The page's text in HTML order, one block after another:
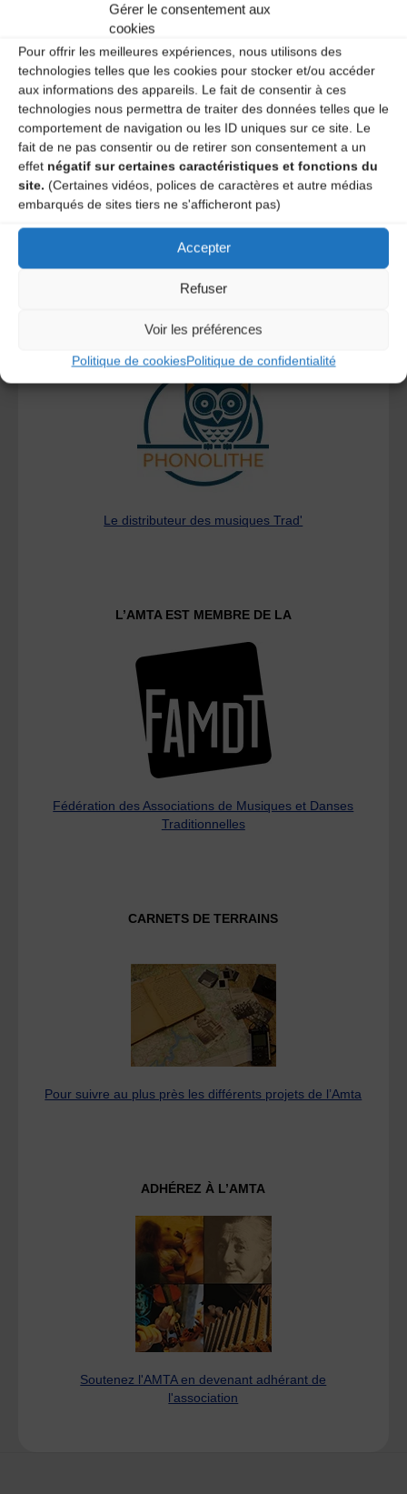
Gérer le consentement aux
cookies
Pour offrir les meilleures expériences, nous utilisons des
technologies telles que les cookies pour stocker et/ou accéder
aux informations des appareils. Le fait de consentir à ces
technologies nous permettra de traiter des données telles que le
comportement de navigation ou les ID uniques sur ce site. Le
fait de ne pas consentir ou de retirer son consentement a un
effet négatif sur certaines caractéristiques et fonctions du
site. (Certaines vidéos, polices de caractères et autre médias
embarqués de sites tiers ne s'afficheront pas)
Accepter
Refuser
Voir les préférences
Politique de cookiesPolitique de confidentialité
Save my name, email, and site URL in my browser for next
Ce site utilise Akismet pour réduire les indésirables.En
savoir plus sur la façon dont les données de vos
commentaires sont traitées .
A DECOUVRIR :
Le distributeur des musiques Trad'
L’AMTA EST MEMBRE DE LA
Fédération des Associations de Musiques et Danses
Traditionnelles
CARNETS DE TERRAINS
Pour suivre au plus près les différents projets de l’Amta
ADHÉREZ À L’AMTA
Soutenez l'AMTA en devenant adhérant de
l'association